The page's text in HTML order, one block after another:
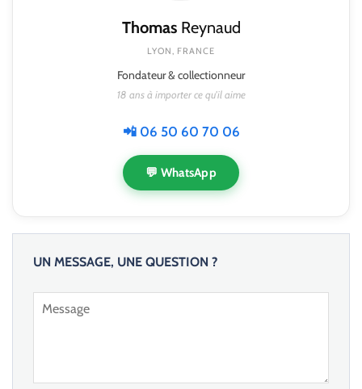
ThomasReynaud
LYON, FRANCE
Fondateur & collectionneur
18 ans à importer ce qu'il aime
📲 06 50 60 70 06
💬 WhatsApp
UN MESSAGE, UNE QUESTION ?